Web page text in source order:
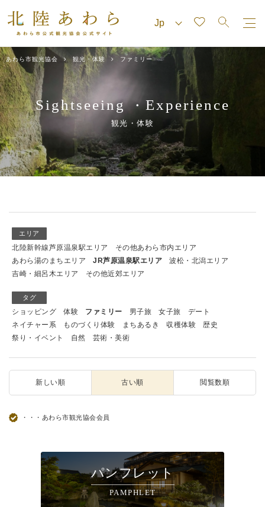
あわら市観光協会 観光・体験 ファミリー
Sightseeing・ Experience
観光・体験
エリア
北陸新幹線芦原温泉駅エリア
その他あわら市内エリア
あわら湯のまちエリア
JR芦原温泉駅エリア
波松・北潟エリア
吉崎・細呂木エリア
その他近郊エリア
タグ
ショッピング 体験 ファミリー 男子旅 女子旅
デート
ネイチャー系
ものづくり体験 まちあるき 収穫体験
歴史
祭り・イベント
自然 芸術・美術
新しい順 古い順 閲覧数順
・・・あわら市観光協会会員
パンフレット
PAMPHLET